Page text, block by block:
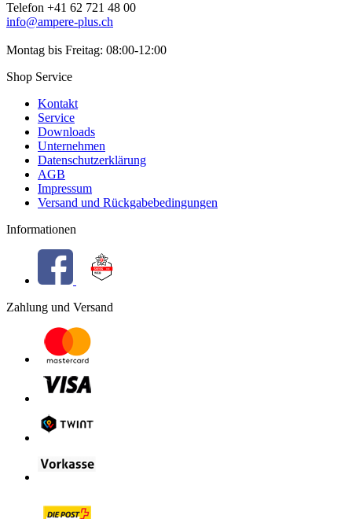
Telefon +41 62 721 48 00
info@ampere-plus.ch
Montag bis Freitag: 08:00-12:00
Shop Service
Kontakt
Service
Downloads
Unternehmen
Datenschutzerklärung
AGB
Impressum
Versand und Rückgabebedingungen
Informationen
Zahlung und Versand